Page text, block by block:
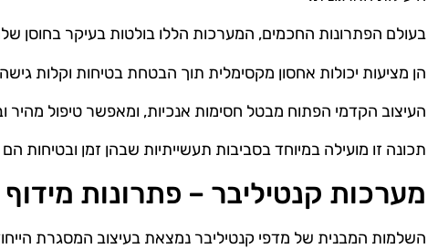
בעולם הפתרונות החכמים, המערכות הללו בולטות בעיקר בחוסן
הן מציעות יכולות אחסון מקסימלית תוך הבטחת בטיחות וקלות
העיצוב הקדמי הפתוח מבטל חסימות אנכיות, ומאפשר טיפול מהיר
תכונה זו מועילה במיוחד בסביבות תעשייתיות שבהן זמן ובטיחות
מערכות קנטיליבר – פתרונות
השלמות המבנית של מדפי קנטיליבר נמצאת בעיצוב המסגרת